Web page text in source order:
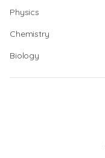
Physics
Chemistry
Biology